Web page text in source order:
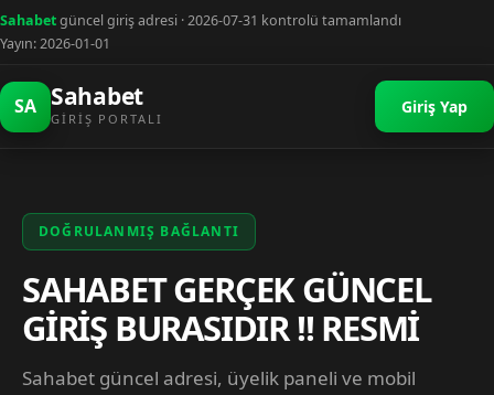
Sahabetgüncel giriş adresi · 2026-07-31 kontrolü tamamlandı
Yayın: 2026-01-01
SA Sahabet
GIRIŞ PORTALI
Giriş Yap
DOĞRULANMIŞ BAĞLANTI
SAHABET GERÇEK GÜNCEL
GİRİŞ BURASIDIR !! RESMİ
Sahabet güncel adresi, üyelik paneli ve mobil